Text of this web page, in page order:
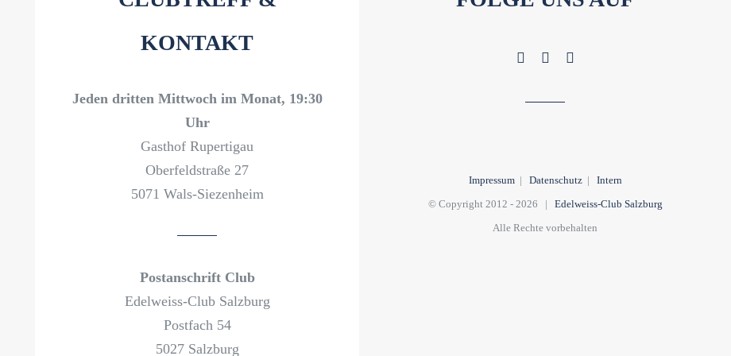
KONTAKT
Jeden dritten Mittwoch im Monat, 19:30
Uhr
Gasthof Rupertigau
Oberfeldstraße 27
5071 Wals-Siezenheim
Postanschrift Club
Edelweiss-Club Salzburg
Postfach 54
5027 Salzburg
Impressum| Datenschutz| Intern
© Copyright 2012 - 2026 | Edelweiss-Club Salzburg
Alle Rechte vorbehalten